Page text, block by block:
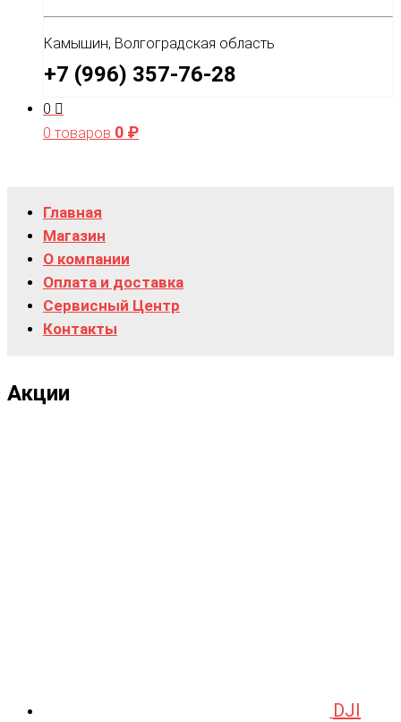
Камышин, Волгоградская область
+7 (996) 357-76-28
0
0 товаров 0 ₽
Главная
Магазин
О компании
Оплата и доставка
Сервисный Центр
Контакты
Акции
DJI